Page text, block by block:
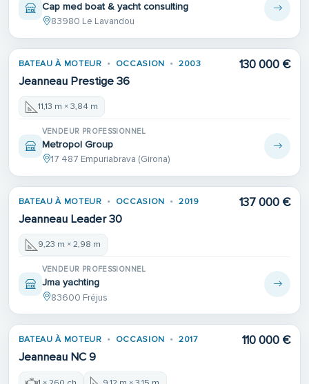
Cap med boat & yacht consulting
83980 Le Lavandou
BATEAU À MOTEUR OCCASION 2003
Jeanneau Prestige 36
130 000 €
11,13 m × 3,84 m
VENDEUR PROFESSIONNEL
Metropol Group
17 487 Empuriabrava (Girona)
BATEAU À MOTEUR OCCASION 2019
Jeanneau Leader 30
137 000 €
9,23 m × 2,98 m
VENDEUR PROFESSIONNEL
Jma yachting
83600 Fréjus
BATEAU À MOTEUR OCCASION 2017
Jeanneau NC 9
110 000 €